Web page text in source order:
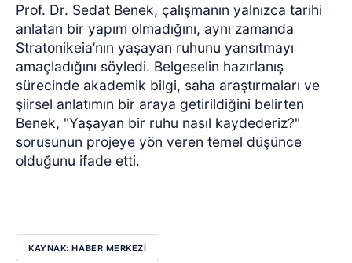
Prof. Dr. Sedat Benek, çalışmanın yalnızca tarihi
anlatan bir yapım olmadığını, aynı zamanda
Stratonikeia’nın yaşayan ruhunu yansıtmayı
amaçladığını söyledi. Belgeselin hazırlanış
sürecinde akademik bilgi, saha araştırmaları ve
şiirsel anlatımın bir araya getirildiğini belirten
Benek, "Yaşayan bir ruhu nasıl kaydederiz?"
sorusunun projeye yön veren temel düşünce
olduğunu ifade etti.
KAYNAK: HABER MERKEZİ